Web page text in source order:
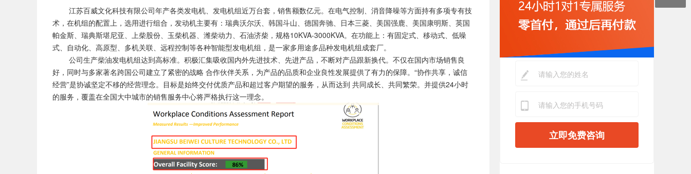
江苏百威文化科技有限公司年产各类发电机、发电机组近万台套，销售额数亿元。在电气控制、消音降噪等方面持有多项专有技
术，在机组的配置上，选用进行组合，发动机主要有：瑞典沃尔沃、韩国斗山、德国奔驰、日本三菱、美国强鹿、美国康明斯、英国
帕金斯、瑞典斯堪尼亚、上柴股份、玉柴机器、潍柴动力、石油济柴，规格10KVA-3000KVA。在功能上：有固定式、移动式、低噪
式、自动化、高原型、多机关联、远程控制等各种智能型发电机组，是一家多用途多品种发电机组成套厂。
公司生产柴油发电机组达到高标准。积极汇集吸收国内外先进技术、先进产品，不断对产品跟新换代。不仅在国内市场销售良
好，同时与多家著名跨国公司建立了紧密的战略 合作伙伴关系，为产品的品质和企业良性发展提供了有力的保障。“协作共享，诚信
经营”是协诚坚定不移的经营理念。目标是始终交付优质产品和超过客户期望的服务，从而达到 共同成长、共同繁荣。并提供24小时
的服务，覆盖在全国大中城市的销售服务中心将严格执行这一理念。
立即免费咨询